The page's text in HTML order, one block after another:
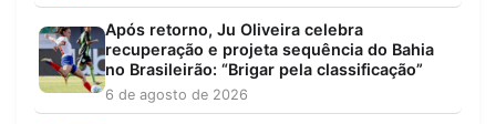
Após retorno, Ju Oliveira celebra
recuperação e projeta sequência do Bahia
no Brasileirão: “Brigar pela classificação”
6 de agosto de 2026